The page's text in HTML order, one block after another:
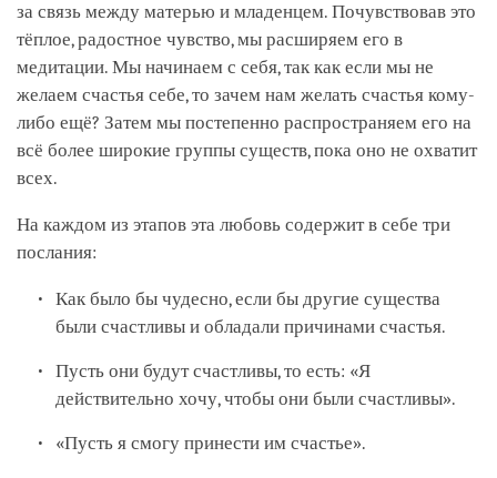
за связь между матерью и младенцем. Почувствовав это
тёплое, радостное чувство, мы расширяем его в
медитации. Мы начинаем с себя, так как если мы не
желаем счастья себе, то зачем нам желать счастья кому-
либо ещё? Затем мы постепенно распространяем его на
всё более широкие группы существ, пока оно не охватит
всех.
На каждом из этапов эта любовь содержит в себе три
послания:
Как было бы чудесно, если бы другие существа
были счастливы и обладали причинами счастья.
Пусть они будут счастливы, то есть: «Я
действительно хочу, чтобы они были счастливы».
«Пусть я смогу принести им счастье».